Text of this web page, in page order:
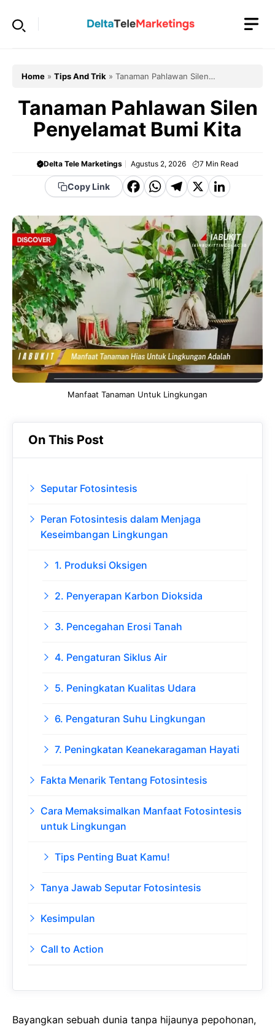
Home » Tips And Trik » Tanaman Pahlawan Silen
Tanaman Pahlawan Silen
Penyelamat Bumi Kita
Delta Tele Marketings Agustus 2, 2026 7 Min Read
Copy Link
F
c
e
b
o
o
k
W
a
t
s
A
p
p
T
e
g
r
a
m
X Li
k
e
d
In
Manfaat Tanaman Untuk Lingkungan
On This Post
Seputar Fotosintesis
Peran Fotosintesis dalam Menjaga
Keseimbangan Lingkungan
1. Produksi Oksigen
2. Penyerapan Karbon Dioksida
3. Pencegahan Erosi Tanah
4. Pengaturan Siklus Air
5. Peningkatan Kualitas Udara
6. Pengaturan Suhu Lingkungan
7. Peningkatan Keanekaragaman Hayati
Fakta Menarik Tentang Fotosintesis
Cara Memaksimalkan Manfaat Fotosintesis
untuk Lingkungan
Tips Penting Buat Kamu!
Tanya Jawab Seputar Fotosintesis
Kesimpulan
Call to Action
Bayangkan sebuah dunia tanpa hijaunya pepohonan,